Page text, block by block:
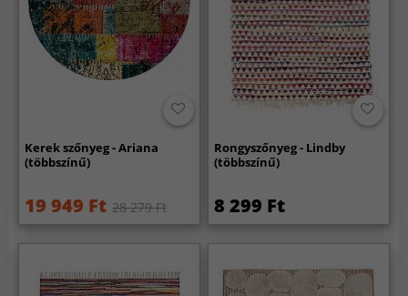
Kerek szőnyeg - Ariana
(többszínű)
19 949 Ft 28 279 Ft
Rongyszőnyeg - Lindby
(többszínű)
8 299 Ft